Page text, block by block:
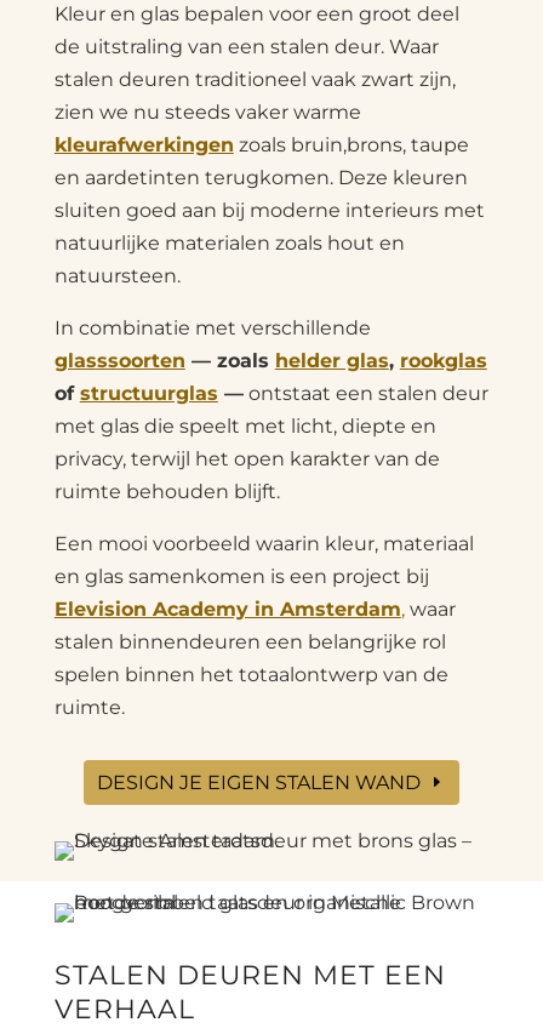
Kleur en glas bepalen voor een groot deel
de uitstraling van een stalen deur. Waar
stalen deuren traditioneel vaak zwart zijn,
zien we nu steeds vaker warme
kleurafwerkingen zoals bruin,brons, taupe
en aardetinten terugkomen. Deze kleuren
sluiten goed aan bij moderne interieurs met
natuurlijke materialen zoals hout en
natuursteen.
In combinatie met verschillende
glasssoorten — zoals helder glas, rookglas
of structuurglas —ontstaat een stalen deur
met glas die speelt met licht, diepte en
privacy, terwijl het open karakter van de
ruimte behouden blijft.
Een mooi voorbeeld waarin kleur, materiaal
en glas samenkomen is een project bij
Elevision Academy in Amsterdam,waar
stalen binnendeuren een belangrijke rol
spelen binnen het totaalontwerp van de
ruimte.
DESIGN JE EIGEN STALEN WAND
STALEN DEUREN MET EEN
VERHAAL